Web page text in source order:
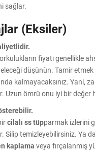
sağlar.
(Eksiler)
fiyatı genellikle
düşünün. Tamir
kalmayacaksınız. Yani,
Uzun ömrü onu iyi bir değer
cilalı ss tüpparmak izlerini
Silip temizleyebilirsiniz. Ya
kaplama veya fırçalanmış